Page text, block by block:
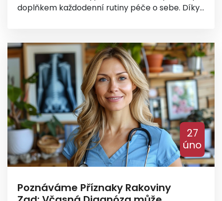
doplňkem každodenní rutiny péče o sebe. Díky
regeneraci těla a ducha. V následujícím článku
prozkoumáme, jak mohou být tyto výhody
vyžívány a jak začleňovat medovou masáž do
svého života pro maximální prospěch.
27
úno
Poznáváme Příznaky Rakoviny